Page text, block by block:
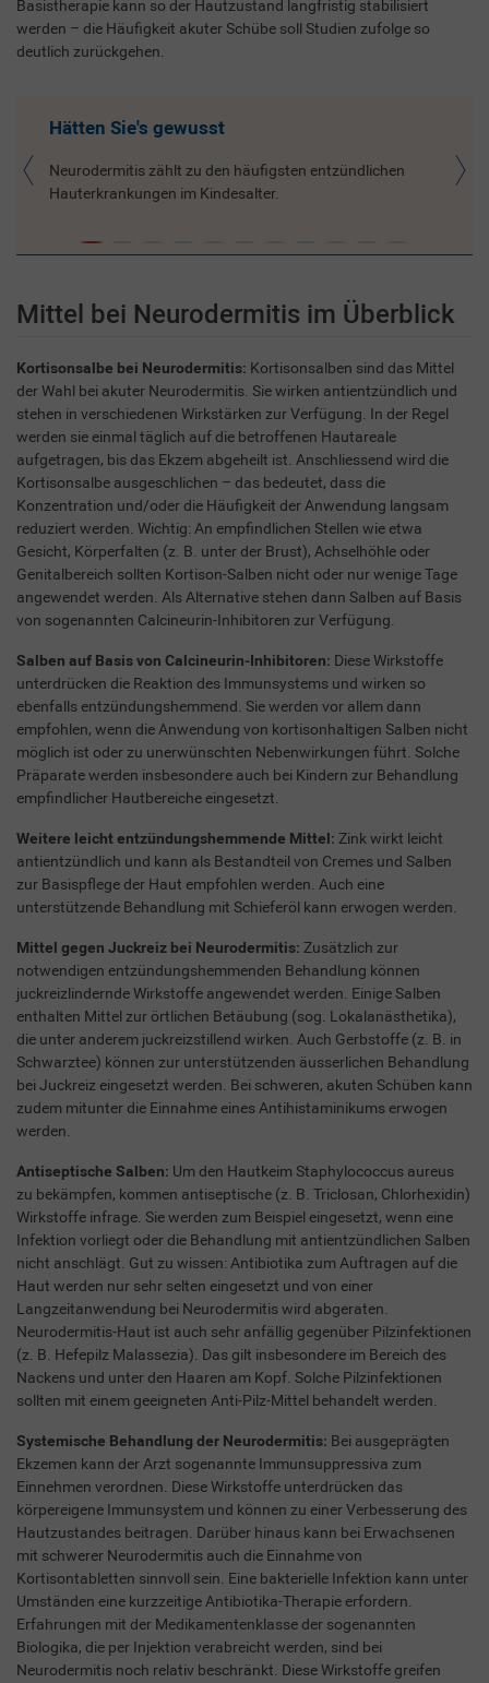
Basistherapie kann so der Hautzustand langfristig stabilisiert
werden – die Häufigkeit akuter Schübe soll Studien zufolge so
deutlich zurückgehen.
Hätten Sie's gewusst
Neurodermitis zählt zu den häufigsten entzündlichen
Hauterkrankungen im Kindesalter.
Mittel bei Neurodermitis im Überblick
Kortisonsalbe bei Neurodermitis: Kortisonsalben sind das Mittel
der Wahl bei akuter Neurodermitis. Sie wirken antientzündlich und
stehen in verschiedenen Wirkstärken zur Verfügung. In der Regel
werden sie einmal täglich auf die betroffenen Hautareale
aufgetragen, bis das Ekzem abgeheilt ist. Anschliessend wird die
Kortisonsalbe ausgeschlichen – das bedeutet, dass die
Konzentration und/oder die Häufigkeit der Anwendung langsam
reduziert werden. Wichtig: An empfindlichen Stellen wie etwa
Gesicht, Körperfalten (z. B. unter der Brust), Achselhöhle oder
Genitalbereich sollten Kortison-Salben nicht oder nur wenige Tage
angewendet werden. Als Alternative stehen dann Salben auf Basis
von sogenannten Calcineurin-Inhibitoren zur Verfügung.
Salben auf Basis von Calcineurin-Inhibitoren: Diese Wirkstoffe
unterdrücken die Reaktion des Immunsystems und wirken so
ebenfalls entzündungshemmend. Sie werden vor allem dann
empfohlen, wenn die Anwendung von kortisonhaltigen Salben nicht
möglich ist oder zu unerwünschten Nebenwirkungen führt. Solche
Präparate werden insbesondere auch bei Kindern zur Behandlung
empfindlicher Hautbereiche eingesetzt.
Weitere leicht entzündungshemmende Mittel: Zink wirkt leicht
antientzündlich und kann als Bestandteil von Cremes und Salben
zur Basispflege der Haut empfohlen werden. Auch eine
unterstützende Behandlung mit Schieferöl kann erwogen werden.
Mittel gegen Juckreiz bei Neurodermitis: Zusätzlich zur
notwendigen entzündungshemmenden Behandlung können
juckreizlindernde Wirkstoffe angewendet werden. Einige Salben
enthalten Mittel zur örtlichen Betäubung (sog. Lokalanästhetika),
die unter anderem juckreizstillend wirken. Auch Gerbstoffe (z. B. in
Schwarztee) können zur unterstützenden äusserlichen Behandlung
bei Juckreiz eingesetzt werden. Bei schweren, akuten Schüben kann
zudem mitunter die Einnahme eines Antihistaminikums erwogen
werden.
Antiseptische Salben: Um den Hautkeim Staphylococcus aureus
zu bekämpfen, kommen antiseptische (z. B. Triclosan, Chlorhexidin)
Wirkstoffe infrage. Sie werden zum Beispiel eingesetzt, wenn eine
Infektion vorliegt oder die Behandlung mit antientzündlichen Salben
nicht anschlägt. Gut zu wissen: Antibiotika zum Auftragen auf die
Haut werden nur sehr selten eingesetzt und von einer
Langzeitanwendung bei Neurodermitis wird abgeraten.
Neurodermitis-Haut ist auch sehr anfällig gegenüber Pilzinfektionen
(z. B. Hefepilz Malassezia). Das gilt insbesondere im Bereich des
Nackens und unter den Haaren am Kopf. Solche Pilzinfektionen
sollten mit einem geeigneten Anti-Pilz-Mittel behandelt werden.
Systemische Behandlung der Neurodermitis: Bei ausgeprägten
Ekzemen kann der Arzt sogenannte Immunsuppressiva zum
Einnehmen verordnen. Diese Wirkstoffe unterdrücken das
körpereigene Immunsystem und können zu einer Verbesserung des
Hautzustandes beitragen. Darüber hinaus kann bei Erwachsenen
mit schwerer Neurodermitis auch die Einnahme von
Kortisontabletten sinnvoll sein. Eine bakterielle Infektion kann unter
Umständen eine kurzzeitige Antibiotika-Therapie erfordern.
Erfahrungen mit der Medikamentenklasse der sogenannten
Biologika, die per Injektion verabreicht werden, sind bei
Neurodermitis noch relativ beschränkt. Diese Wirkstoffe greifen